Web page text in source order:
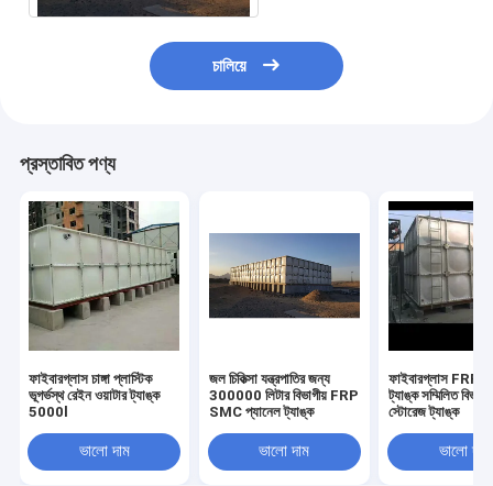
চালিয়ে
প্রস্তাবিত পণ্য
ফাইবারগ্লাস চাঙ্গা প্লাস্টিক
ভূগর্ভস্থ রেইন ওয়াটার ট্যাঙ্ক
5000l
ভালো দাম
জল চিকিত্সা যন্ত্রপাতির জন্য
300000 লিটার বিভাগীয় FRP
SMC প্যানেল ট্যাঙ্ক
ভালো দাম
ফাইবারগ্লাস FRP
ট্যাঙ্ক সম্মিলিত
স্টোরেজ ট্যাঙ্ক
ভালো দাম